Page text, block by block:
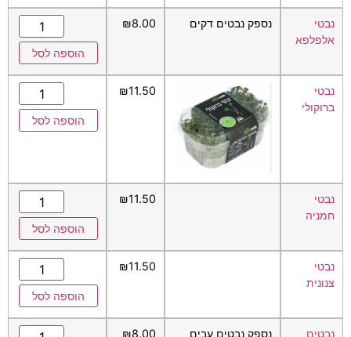
נבטי
אלפלפא
נספק נבטים דקים ₪8.00
הוספה לסל
נבטי
ברוקולי
₪11.50
הוספה לסל
נבטי
חמניה
₪11.50
הוספה לסל
נבטי
צנונית
₪11.50
הוספה לסל
נבטים נספק נבטים עבים ₪8.00